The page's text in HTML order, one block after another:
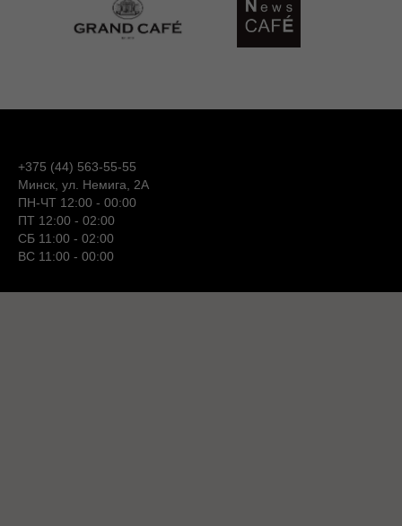
+375 (44) 563-55-55
Минск, ул. Немига, 2А
ПН-ЧТ 12:00 - 00:00
ПТ 12:00 - 02:00
СБ 11:00 - 02:00
ВС 11:00 - 00:00